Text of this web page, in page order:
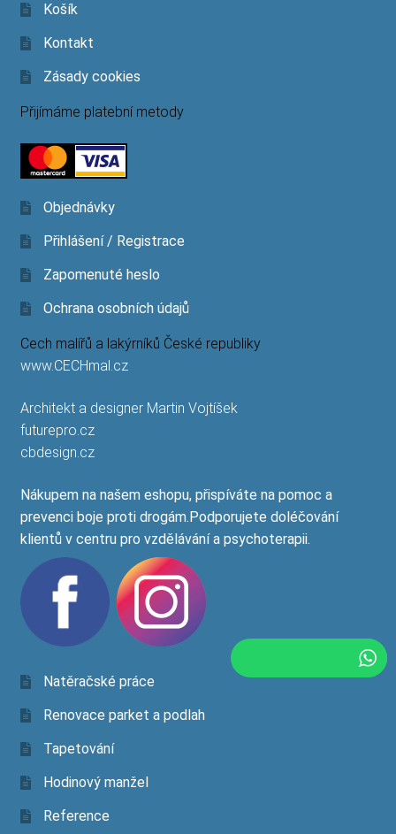
Košík
Kontakt
Zásady cookies
Přijímáme platební metody
Objednávky
Přihlášení / Registrace
Zapomenuté heslo
Ochrana osobních údajů
Cech malířů a lakýrníků České republiky
www.CECHmal.cz
Architekt a designer Martin Vojtíšek
futurepro.cz
cbdesign.cz
Nákupem na našem eshopu, přispíváte na pomoc a
prevenci boje proti drogám.Podporujete doléčování
klientů v centru pro vzdělávání a psychoterapii.
Natěračské práce
Renovace parket a podlah
Tapetování
Hodinový manžel
Reference